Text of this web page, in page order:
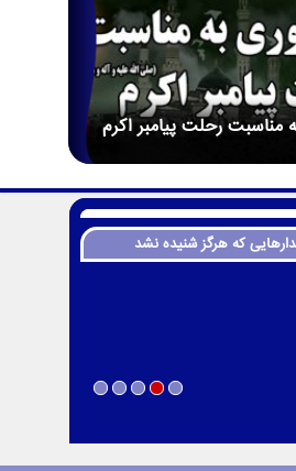
مناسبت رحلت پیامبر اکرم
که هرگز شنیده نشد